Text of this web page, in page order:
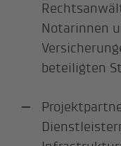
Notarinnen
beteiligten